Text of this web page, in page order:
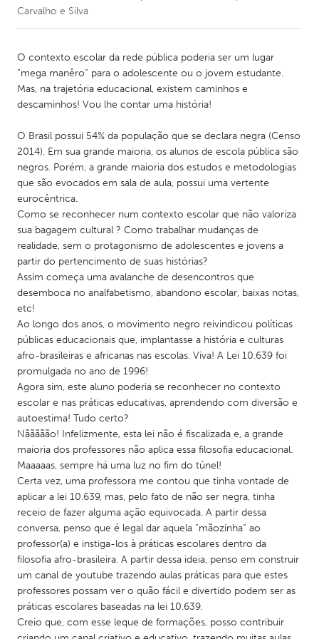
CANADA
Amherstburg
Kingston
Kitchener-Waterloo
New Glasgow
Newmarket
Ottawa
MALAYSIA
Kuala Lumpur
NETHERLANDS
Leiden
Rotterdam
Utrecht
QATAR
Qatar
SINGAPORE
Singapore
UNITED KINGDOM
Glasgow
UNITED STATES
Ann Arbor, MI
Austin, TX
Baltimore, MD
Boston, MA
Burlingame-San Mateo, CA
Cass Clay
Chicago, IL
Cleveland, OH
Detroit, MI
Durham, NC
Carvalho e Silva
O contexto escolar da rede pública poderia ser um lugar
“mega manêro” para o adolescente ou o jovem estudante.
Mas, na trajetória educacional, existem caminhos e
descaminhos! Vou lhe contar uma história!
O Brasil possui 54% da população que se declara negra (Censo
2014). Em sua grande maioria, os alunos de escola pública são
negros. Porém, a grande maioria dos estudos e metodologias
que são evocados em sala de aula, possui uma vertente
eurocêntrica.
Como se reconhecer num contexto escolar que não valoriza
sua bagagem cultural ? Como trabalhar mudanças de
realidade, sem o protagonismo de adolescentes e jovens a
partir do pertencimento de suas histórias?
Assim começa uma avalanche de desencontros que
desemboca no analfabetismo, abandono escolar, baixas notas,
etc!
Ao longo dos anos, o movimento negro reivindicou políticas
públicas educacionais que, implantasse a história e culturas
afro-brasileiras e africanas nas escolas. Viva! A Lei 10.639 foi
promulgada no ano de 1996!
Agora sim, este aluno poderia se reconhecer no contexto
escolar e nas práticas educativas, aprendendo com diversão e
autoestima! Tudo certo?
Nããããão! Infelizmente, esta lei não é fiscalizada e, a grande
maioria dos professores não aplica essa filosofia educacional.
Maaaaas, sempre há uma luz no fim do túnel!
Certa vez, uma professora me contou que tinha vontade de
aplicar a lei 10.639, mas, pelo fato de não ser negra, tinha
receio de fazer alguma ação equivocada. A partir dessa
conversa, penso que é legal dar aquela “mãozinha” ao
professor(a) e instiga-los à práticas escolares dentro da
filosofia afro-brasileira. A partir dessa ideia, penso em construir
um canal de youtube trazendo aulas práticas para que estes
professores possam ver o quão fácil e divertido podem ser as
práticas escolares baseadas na lei 10.639.
Creio que, com esse leque de formações, posso contribuir